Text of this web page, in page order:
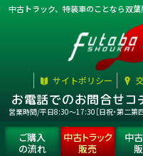
中古トラック、特装車のことなら双葉
サイトポリシー
お電話でのお問合せコ
営業時間/平日8:30〜17:30［日祝・第二第四
ご購入
の流れ
中古トラック
販売
中